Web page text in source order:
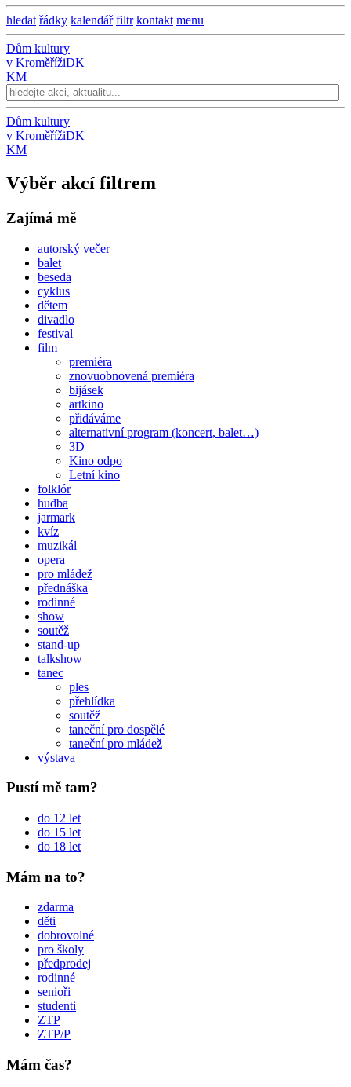
hledat řádky kalendář filtr kontakt menu
Dům kultury
v KroměřížiDK
KM
Dům kultury
v KroměřížiDK
KM
Výběr akcí filtrem
Zajímá mě
autorský večer
balet
beseda
cyklus
dětem
divadlo
festival
film
premiéra
znovuobnovená premiéra
bijásek
artkino
přidáváme
alternativní program (koncert, balet…)
3D
Kino odpo
Letní kino
folklór
hudba
jarmark
kvíz
muzikál
opera
pro mládež
přednáška
rodinné
show
soutěž
stand-up
talkshow
tanec
ples
přehlídka
soutěž
taneční pro dospělé
taneční pro mládež
výstava
Pustí mě tam?
do 12 let
do 15 let
do 18 let
Mám na to?
zdarma
děti
dobrovolné
pro školy
předprodej
rodinné
senioři
studenti
ZTP
ZTP/P
Mám čas?